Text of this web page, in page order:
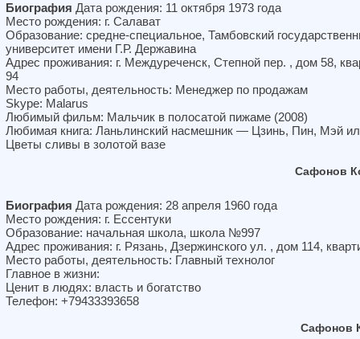
Биография Дата рождения: 11 октября 1973 года
Место рождения: г. Салават
Образование: средне-специальное, Тамбовский
университет имени Г.Р. Державина
Адрес проживания: г. Междуреченск, Степной пер. , дом 58,
94
Место работы, деятельность: Менеджер по продажам
Skype: Malarus
Любимый фильм: Мальчик в полосатой пижаме (2008)
Любимая книга: Ланьлинский насмешник — Цзинь, Пин, Мэй
Цветы сливы в золотой вазе
Сафонов
Биография Дата рождения: 28 апреля 1960 года
Место рождения: г. Ессентуки
Образование: начальная школа, школа №997
Адрес проживания: г. Рязань, Дзержинского ул. , дом 114,
Место работы, деятельность: Главный технолог
Главное в жизни:
Ценит в людях: власть и богатство
Телефон: +79433393658
Сафонов